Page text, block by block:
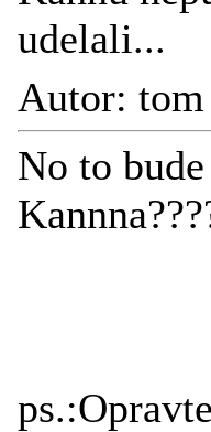
udelali...
Autor: tom
No to